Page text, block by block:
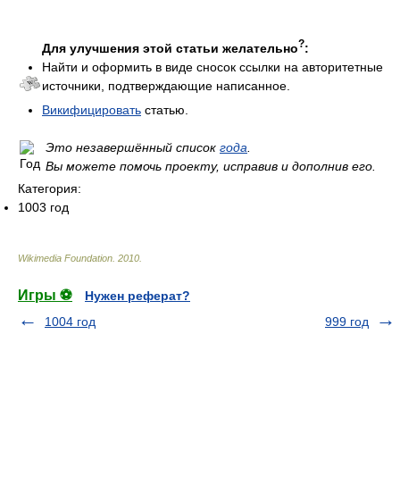
Для улучшения этой статьи желательно?:
Найти и оформить в виде сносок ссылки на авторитетные
источники, подтверждающие написанное.
Викифицировать статью.
Это незавершённый список года.
Вы можете помочь проекту, исправив и дополнив его.
Категория:
1003 год
Wikimedia Foundation 2010
Игры ⚽
Нужен реферат?
1004 год
999 год